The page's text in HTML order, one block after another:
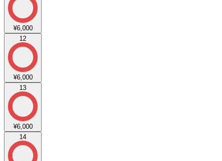
¥6,000
12
¥6,000
13
¥6,000
14